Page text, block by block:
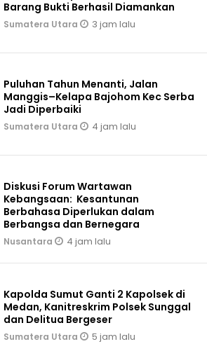
Barang Bukti Berhasil Diamankan
Sumatera Utara 3 jam lalu
Puluhan Tahun Menanti, Jalan
Manggis–Kelapa Bajohom Kec Serba
Jadi Diperbaiki
Sumatera Utara 4 jam lalu
Diskusi Forum Wartawan
Kebangsaan: Kesantunan
Berbahasa Diperlukan dalam
Berbangsa dan Bernegara
Nusantara 4 jam lalu
Kapolda Sumut Ganti 2 Kapolsek di
Medan, Kanitreskrim Polsek Sunggal
dan Delitua Bergeser
Sumatera Utara 5 jam lalu